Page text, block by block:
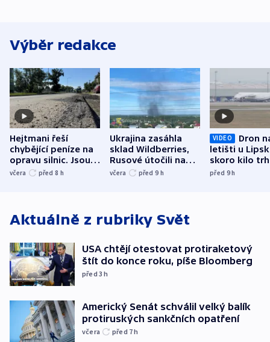
Výběr redakce
Hejtmani řeší
chybějící peníze na
opravu silnic. Jsou
nenárokové, namítá
včera před 8 h
Ukrajina zasáhla
sklad Wildberries,
Rusové útočili na
trh, hasiče či
včera před 9 h
VIDEO
Dron
letišti u
skoro kilo
indicie
před 9h
Aktuálně z rubriky Svět
USA chtějí otestovat protiraketový
štít do konce roku, píše Bloomberg
před 3h
Americký Senát schválil velký balík
protiruských sankčních opatření
včera před 7h